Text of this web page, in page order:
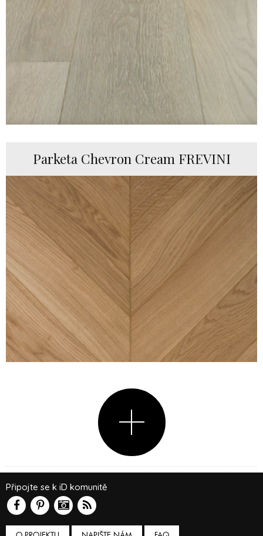
Parketa Chevron Cream FREVINI
Připojte se k iD komunitě